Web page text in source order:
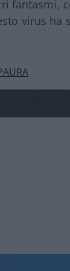
fantasmi,
virus